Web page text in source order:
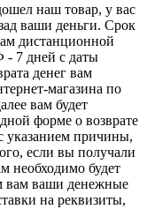
наш товар, у вас
ваши деньги. Срок
дистанционной
- 7 дней с даты
денег вам
магазина по
вам будет
форме о возврате
указанием причины,
если вы получали
необходимо будет
вам ваши денежные
на реквизиты,